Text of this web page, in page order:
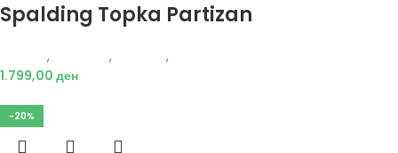
Spalding Topka Partizan
, , ,
1.799,00 ден
-20%